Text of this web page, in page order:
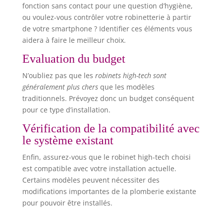
fonction sans contact pour une question d’hygiène,
ou voulez-vous contrôler votre robinetterie à partir
de votre smartphone ? Identifier ces éléments vous
aidera à faire le meilleur choix.
Evaluation du budget
N’oubliez pas que les robinets high-tech sont
généralement plus chersque les modèles
traditionnels. Prévoyez donc un budget conséquent
pour ce type d’installation.
Vérification de la compatibilité avec
le système existant
Enfin, assurez-vous que le robinet high-tech choisi
est compatible avec votre installation actuelle.
Certains modèles peuvent nécessiter des
modifications importantes de la plomberie existante
pour pouvoir être installés.